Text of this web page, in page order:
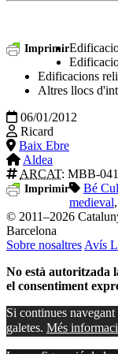
Imprimir
Edificacions
Altres llocs
06/01/2012
Ricard
Baix Ebre
Aldea
ARCAT: MBB-
Imprimir Bé
medieval,
© 2011–2026
Barcelona
Sobre nosaltres Avís
No està autoritzada
el consentiment
Si continues
galetes. Més